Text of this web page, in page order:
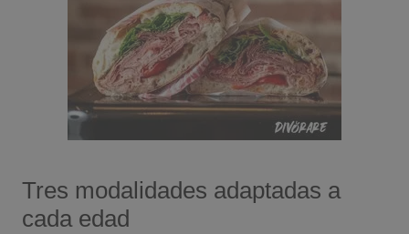
Tres modalidades adaptadas a
cada edad